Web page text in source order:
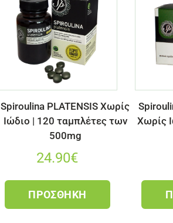
Spiroulina PLATENSIS Χωρίς
Ιώδιο | 120 ταμπλέτες των
500mg
24.90€
ΠΡΟΣΘΉΚΗ
Χωρίς